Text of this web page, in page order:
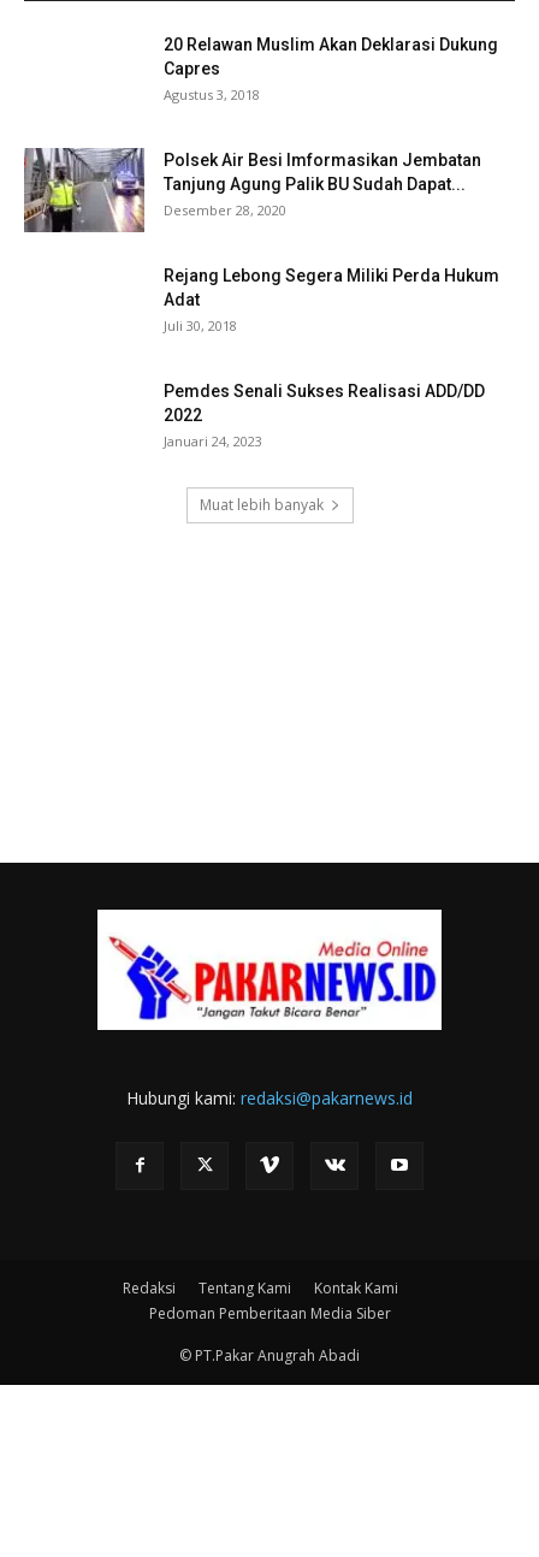
20 Relawan Muslim Akan Deklarasi Dukung
Capres
Agustus 3, 2018
Polsek Air Besi Imformasikan Jembatan
Tanjung Agung Palik BU Sudah Dapat...
Desember 28, 2020
Rejang Lebong Segera Miliki Perda Hukum
Adat
Juli 30, 2018
Pemdes Senali Sukses Realisasi ADD/DD
2022
Januari 24, 2023
Muat lebih banyak
Hubungi kami: redaksi@pakarnews.id
Redaksi Tentang Kami
Kontak Kami
Pedoman Pemberitaan Media Siber
© PT.Pakar Anugrah Abadi